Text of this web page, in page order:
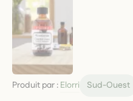
Produit par : Elorri Sud-Ouest